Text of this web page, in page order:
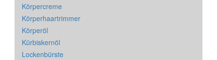
Körpercreme
Körperhaartrimmer
Körperöl
Kürbiskernöl
Lockenbürste